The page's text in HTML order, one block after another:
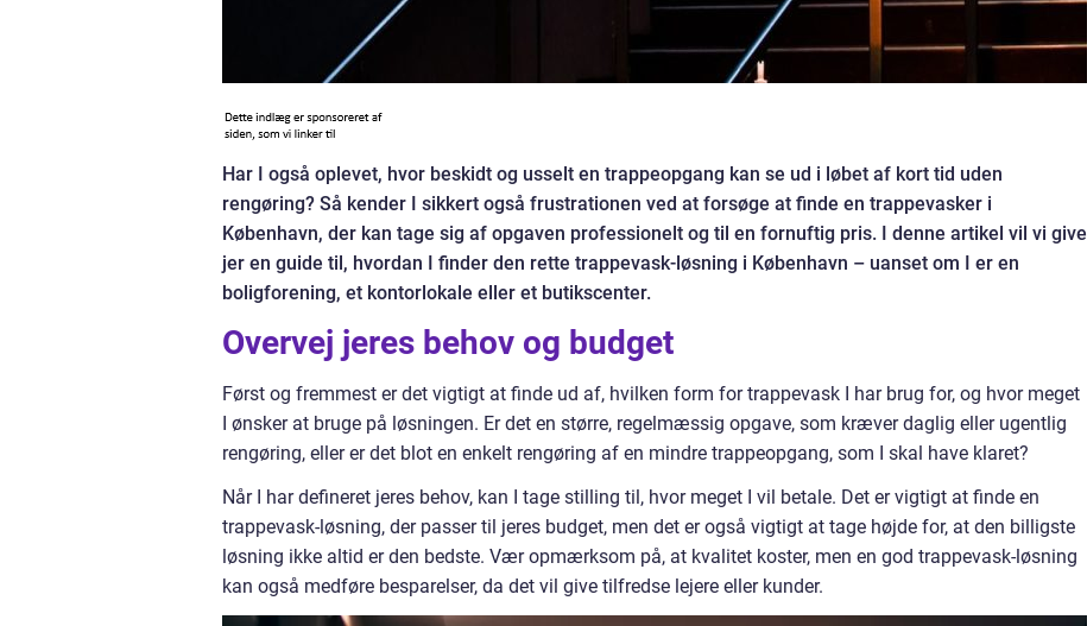
Har I også oplevet, hvor beskidt og usselt en trappeopgang kan se ud i løbet af kort tid uden
rengøring? Så kender I sikkert også frustrationen ved at forsøge at finde en trappevasker i
København, der kan tage sig af opgaven professionelt og til en fornuftig pris. I denne artikel vil vi give
jer en guide til, hvordan I finder den rette trappevask-løsning i København – uanset om I er en
boligforening, et kontorlokale eller et butikscenter.
Overvej jeres behov og budget
Først og fremmest er det vigtigt at finde ud af, hvilken form for trappevask I har brug for, og hvor meget
I ønsker at bruge på løsningen. Er det en større, regelmæssig opgave, som kræver daglig eller ugentlig
rengøring, eller er det blot en enkelt rengøring af en mindre trappeopgang, som I skal have klaret?
Når I har defineret jeres behov, kan I tage stilling til, hvor meget I vil betale. Det er vigtigt at finde en
trappevask-løsning, der passer til jeres budget, men det er også vigtigt at tage højde for, at den billigste
løsning ikke altid er den bedste. Vær opmærksom på, at kvalitet koster, men en god trappevask-løsning
kan også medføre besparelser, da det vil give tilfredse lejere eller kunder.